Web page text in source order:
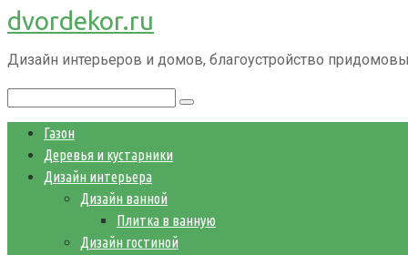
Перейти
к
контенту
dvordekor.ru
Дизайн интерьеров и домов, благоустройство
Газон
Деревья и кустарники
Дизайн интерьера
Дизайн ванной
Плитка в ванную
Дизайн гостиной